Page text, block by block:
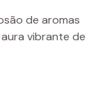
de aromas
vibrante de